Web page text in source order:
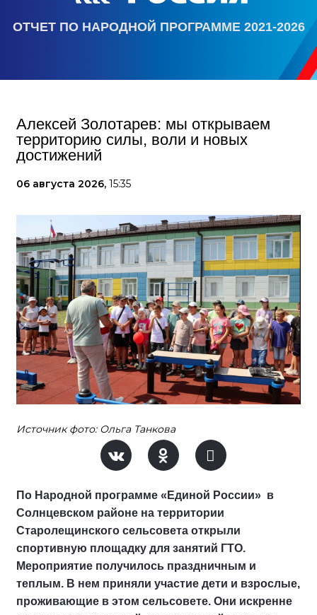
ОТЧЕТ ПО НАРОДНОЙ ПРОГРАММЕ 2021-2026
Алексей Золотарев: мы открываем
территорию силы, воли и новых
достижений
06 августа 2026, 15:35
Источник фото: Ольга Танкова
По Народной программе «Единой России» в
Солнцевском районе на территории
Старолещинского сельсовета открыли
спортивную площадку для занятий ГТО.
Мероприятие получилось праздничным и
теплым. В нем приняли участие дети и взрослые,
проживающие в этом сельсовете. Они искренне